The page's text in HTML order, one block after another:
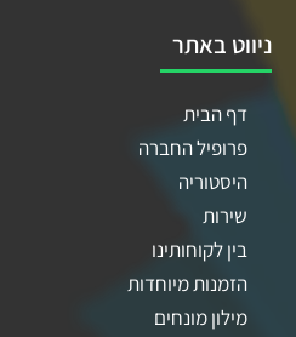
ניווט באתר
דף הבית
פרופיל החברה
היסטוריה
שירות
בין לקוחותינו
הזמנות מיוחדות
מילון מונחים